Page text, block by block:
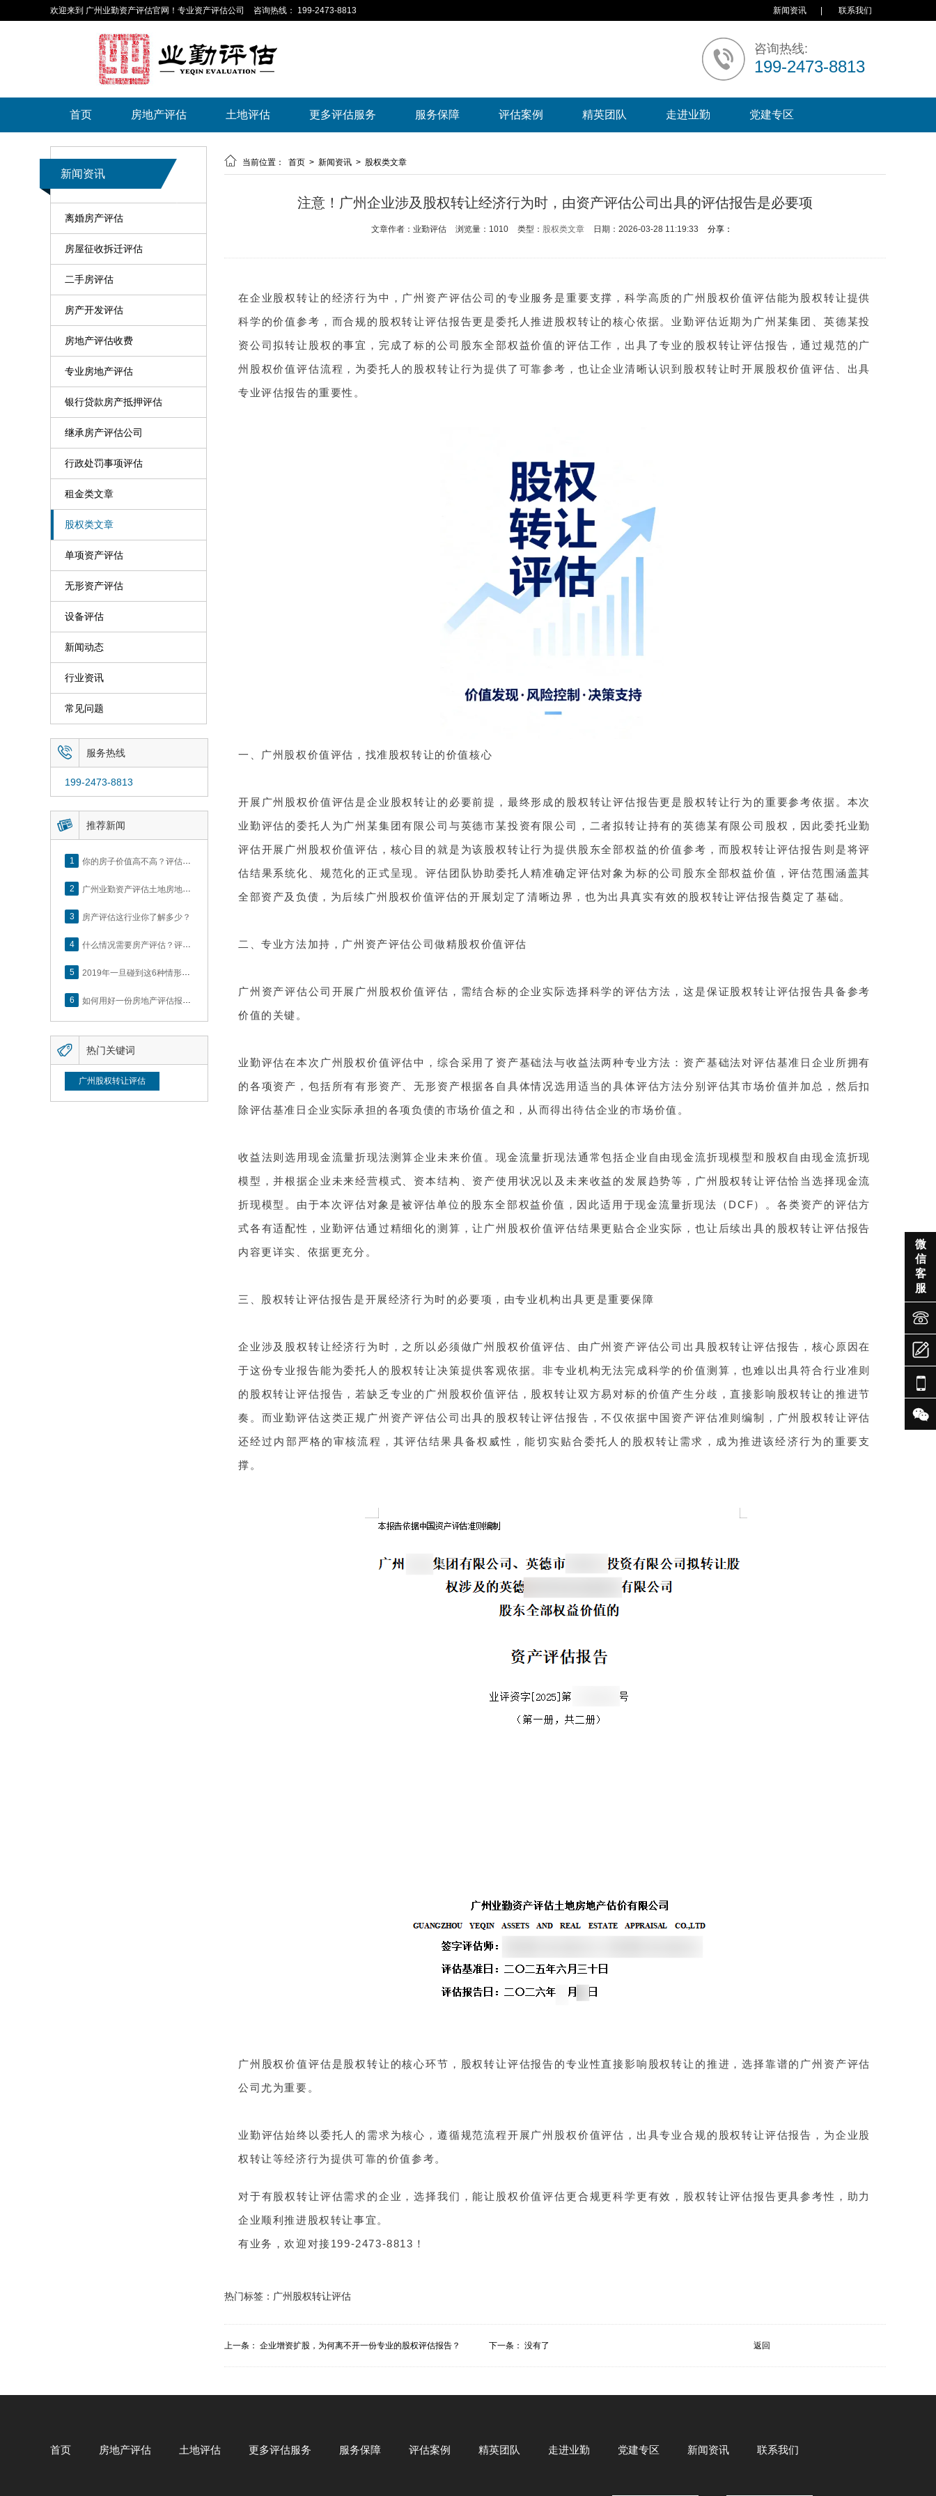
欢迎来到 广州业勤资产评估官网！专业资产评估公司 咨询热线： 199-2473-8813 新闻资讯 联系我们
咨询热线:
199-2473-8813
首页 房地产评估 土地评估 更多评估服务 服务保障 评估案例 精英团队 走进业勤 党建专区
新闻资讯
离婚房产评估
房屋征收拆迁评估
二手房评估
房产开发评估
房地产评估收费
专业房地产评估
银行贷款房产抵押评估
继承房产评估公司
行政处罚事项评估
租金类文章
股权类文章
单项资产评估
无形资产评估
设备评估
新闻动态
行业资讯
常见问题
 服务热线
199-2473-8813
 推荐新闻
1 你的房子价值高不高？评估这5个方面就知道了
2 广州业勤资产评估土地房地产估价有限公司网站正式上线！
3 房产评估这行业你了解多少？
4 什么情况需要房产评估？评估流程是什么？
5 2019年一旦碰到这6种情形，将不得不做房产评估！
6 如何用好一份房地产评估报告？做好这5点是关键！
 热门关键词
广州股权转让评估
 当前位置： 首页 > 新闻资讯 > 股权类文章
注意！广州企业涉及股权转让经济行为时，由资产评估公司出具的评估报告是必要项
文章作者：业勤评估 浏览量：1010 类型： 股权类文章 日期：2026-03-28 11:19:33 分享：
在企业股权转让的经济行为中，广州资产评估公司的专业服务是重要支撑，科学高质的广州股权价值评估能为股权转让提供
科学的价值参考，而合规的股权转让评估报告更是委托人推进股权转让的核心依据。业勤评估近期为广州某集团、英德某投
资公司拟转让股权的事宜，完成了标的公司股东全部权益价值的评估工作，出具了专业的股权转让评估报告，通过规范的广
州股权价值评估流程，为委托人的股权转让行为提供了可靠参考，也让企业清晰认识到股权转让时开展股权价值评估、出具
专业评估报告的重要性。
一、广州股权价值评估，找准股权转让的价值核心
开展广州股权价值评估是企业股权转让的必要前提，最终形成的股权转让评估报告更是股权转让行为的重要参考依据。本次
业勤评估的委托人为广州某集团有限公司与英德市某投资有限公司，二者拟转让持有的英德某有限公司股权，因此委托业勤
评估开展广州股权价值评估，核心目的就是为该股权转让行为提供股东全部权益的价值参考，而股权转让评估报告则是将评
估结果系统化、规范化的正式呈现。评估团队协助委托人精准确定评估对象为标的公司股东全部权益价值，评估范围涵盖其
全部资产及负债，为后续广州股权价值评估的开展划定了清晰边界，也为出具真实有效的股权转让评估报告奠定了基础。
二、专业方法加持，广州资产评估公司做精股权价值评估
广州资产评估公司开展广州股权价值评估，需结合标的企业实际选择科学的评估方法，这是保证股权转让评估报告具备参考
价值的关键。
业勤评估在本次广州股权价值评估中，综合采用了资产基础法与收益法两种专业方法：资产基础法对评估基准日企业所拥有
的各项资产，包括所有有形资产、无形资产根据各自具体情况选用适当的具体评估方法分别评估其市场价值并加总，然后扣
除评估基准日企业实际承担的各项负债的市场价值之和，从而得出待估企业的市场价值。
收益法则选用现金流量折现法测算企业未来价值。现金流量折现法通常包括企业自由现金流折现模型和股权自由现金流折现
模型，并根据企业未来经营模式、资本结构、资产使用状况以及未来收益的发展趋势等， 广州股权转让评估恰当选择现金流
折现模型。由于本次评估对象是被评估单位的股东全部权益价值，因此适用于现金流量折现法（DCF）。 各类资产的评估方
式各有适配性，业勤评估通过精细化的测算，让广州股权价值评估结果更贴合企业实际，也让后续出具的股权转让评估报告
内容更详实、依据更充分。
三、股权转让评估报告是开展经济行为时的必要项，由专业机构出具更是重要保障
企业涉及股权转让经济行为时，之所以必须做广州股权价值评估、由广州资产评估公司出具股权转让评估报告，核心原因在
于这份专业报告能为委托人的股权转让决策提供客观依据。非专业机构无法完成科学的价值测算，也难以出具符合行业准则
的股权转让评估报告，若缺乏专业的广州股权价值评估，股权转让双方易对标的价值产生分歧，直接影响股权转让的推进节
奏。而业勤评估这类正规广州资产评估公司出具的股权转让评估报告，不仅依据中国资产评估准则编制， 广州股权转让评估
还经过内部严格的审核流程，其评估结果具备权威性，能切实贴合委托人的股权转让需求，成为推进该经济行为的重要支
撑。
广州股权价值评估是股权转让的核心环节，股权转让评估报告的专业性直接影响股权转让的推进，选择靠谱的广州资产评估
公司尤为重要。
业勤评估始终以委托人的需求为核心，遵循规范流程开展广州股权价值评估，出具专业合规的股权转让评估报告，为企业股
权转让等经济行为提供可靠的价值参考。
对于有股权转让评估需求的企业，选择我们，能让股权价值评估更合规更科学更有效，股权转让评估报告更具参考性，助力
企业顺利推进股权转让事宜。
有业务，欢迎对接199-2473-8813！
热门标签： 广州股权转让评估
上一条： 企业增资扩股，为何离不开一份专业的股权评估报告？ 下一条： 没有了 返回
首页 房地产评估 土地评估 更多评估服务 服务保障 评估案例 精英团队 走进业勤 党建专区 新闻资讯 联系我们

微
信
客
服



